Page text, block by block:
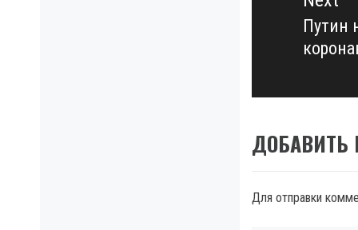
Next
post:
Путин
ДОБАВИТЬ
Для отправки